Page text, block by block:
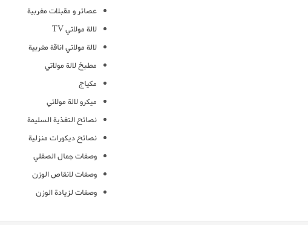
عصائر و مقبلات مغربية
لالة مولاتي TV
لالة مولاتي اناقة مغربية
مطبخ لالة مولاتي
مكياج
ميكرو لالة مولاتي
نصائح التغذية السليمة
نصائح ديكورات منزلية
وصفات جمال الصقلي
وصفات لانقاص الوزن
وصفات لزيادة الوزن